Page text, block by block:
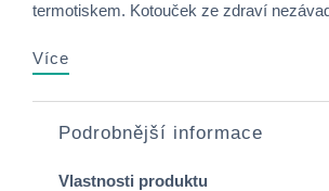
termotiskem. Kotouček ze zdraví
Více
Podrobnější informace
Vlastnosti produktu